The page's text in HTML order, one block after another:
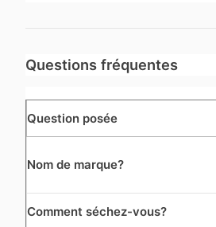
Questions fréquentes
Question posée
Nom de marque?
Comment séchez-vous?